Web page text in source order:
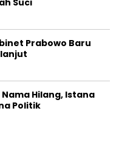
Hilang, Istana
Politik